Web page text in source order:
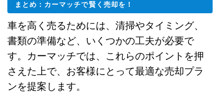
まとめ：カーマッチで賢く売却を！
車を高く売るためには、清掃やタイミング、
書類の準備など、いくつかの工夫が必要で
す。カーマッチでは、これらのポイントを押
さえた上で、お客様にとって最適な売却プラ
ンを提案します。